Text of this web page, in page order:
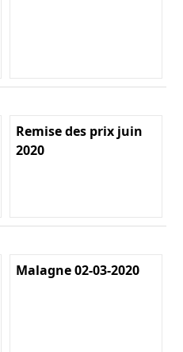
Remise des prix juin
2020
Malagne 02-03-2020